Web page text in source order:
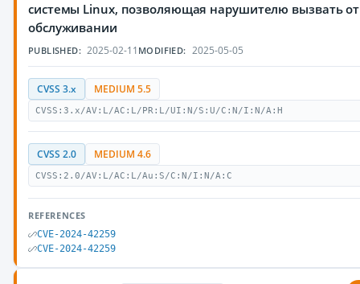
системы Linux, позволяющая нарушителю вызвать
обслуживании
PUBLISHED: 2025-02-11 MODIFIED: 2025-05-05
CVSS 3.x MEDIUM 5.5
CVSS:3.x/AV:L/AC:L/PR:L/UI:N/S:U/C:N/I:N/A:H
CVSS 2.0 MEDIUM 4.6
CVSS:2.0/AV:L/AC:L/Au:S/C:N/I:N/A:C
REFERENCES
CVE-2024-42259
CVE-2024-42259